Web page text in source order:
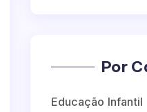
Por
Educação Infantil